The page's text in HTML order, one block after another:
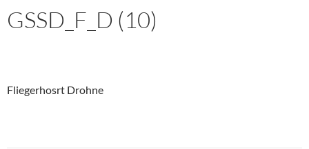
GSSD_F_D (10)
Fliegerhosrt Drohne